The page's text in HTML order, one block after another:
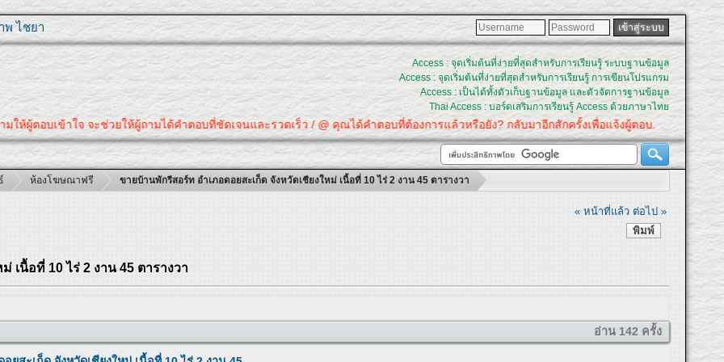
พ ไชยา
Access : จุดเริ่มต้นที่ง่ายที่สุดสำหรับการเรียนรู้ ระบบฐานข้อมูล
Access : จุดเริ่มต้นที่ง่ายที่สุดสำหรับการเรียนรู้ การเขียนโปรแกรม
Access : เป็นได้ทั้งตัวเก็บฐานข้อมูล และตัวจัดการฐานข้อมูล
Thai Access : บอร์ดเสริมการเรียนรู้ Access ด้วยภาษาไทย
ถามให้ผู้ตอบเข้าใจ จะช่วยให้ผู้ถามได้คำตอบที่ชัดเจนและรวดเร็ว / @ คุณได้คำตอบที่ต้องการแล้วหรือยัง? กลับมาอีกสักครั้งเพื่อแจ้งผู้ตอบ.
ห้องโฆษณาฟรี ขายบ้านพักรีสอร์ท อำเภอดอยสะเก็ด จังหวัดเชียงใหม่ เนื้อที่ 10 ไร่ 2 งาน 45 ตารางวา
« หน้าที่แล้ว ต่อไป »
พิมพ์
เนื้อที่ 10 ไร่ 2 งาน 45 ตารางวา
อ่าน 142 ครั้ง